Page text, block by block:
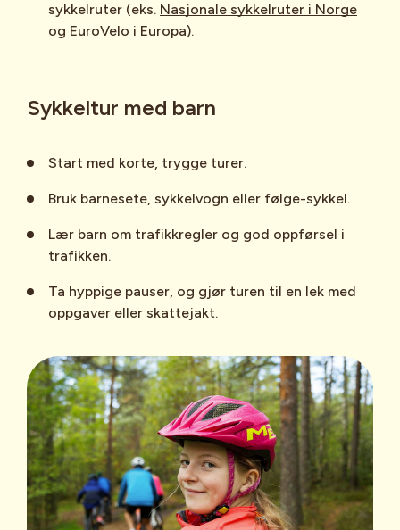
sykkelruter (eks. Nasjonale sykkelruter i Norge
og EuroVelo i Europa).
Sykkeltur med barn
Start med korte, trygge turer.
Bruk barnesete, sykkelvogn eller følge-sykkel.
Lær barn om trafikkregler og god oppførsel i
trafikken.
Ta hyppige pauser, og gjør turen til en lek med
oppgaver eller skattejakt.